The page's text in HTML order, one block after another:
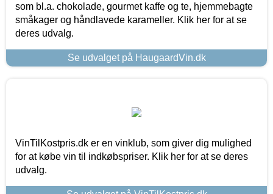
som bl.a. chokolade, gourmet kaffe og te, hjemmebagte
småkager og håndlavede karameller. Klik her for at se
deres udvalg.
Se udvalget på HaugaardVin.dk
VinTilKostpris.dk er en vinklub, som giver dig mulighed
for at købe vin til indkøbspriser. Klik her for at se deres
udvalg.